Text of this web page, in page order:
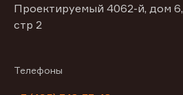
Проектируемый 4062-й, дом 6,
стр 2
Телефоны